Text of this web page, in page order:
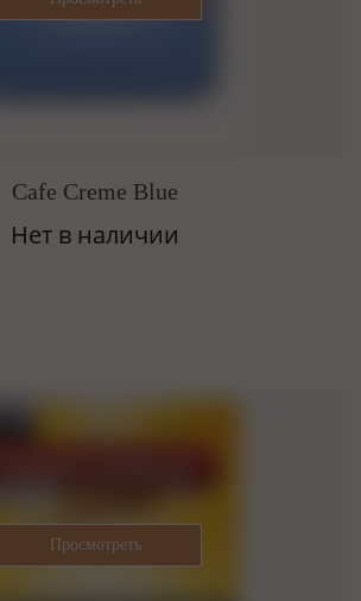
Cafe Creme Blue
Нет в наличии